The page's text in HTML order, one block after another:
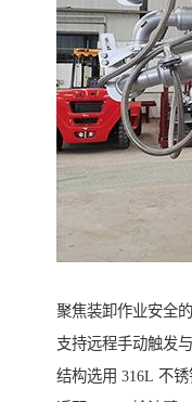
聚焦装卸作业安全
支持远程手动触发
结构选用 316L 不锈